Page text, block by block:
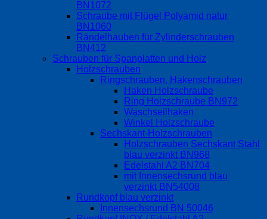
BN1072
Schraube mit Flügel Polyamid natur
BN1060
Rändelhauben für Zylinderschrauben
BN412
Schrauben für Spanplatten und Holz
Holzschrauben
Ringschrauben, Hakenschrauben
Haken Holzschraube
Ring Holzschraube BN972
Waschseilhaken
Winkel Holzschraube
Sechskant-Holzschrauben
Holzschrauben Sechskant Stahl
blau verzinkt BN968
Edelstahl A2 BN704
mit Innensechsrund blau
verzinkt BN54008
Rundkopf blau verzinkt
Innensechsrund BN 50046